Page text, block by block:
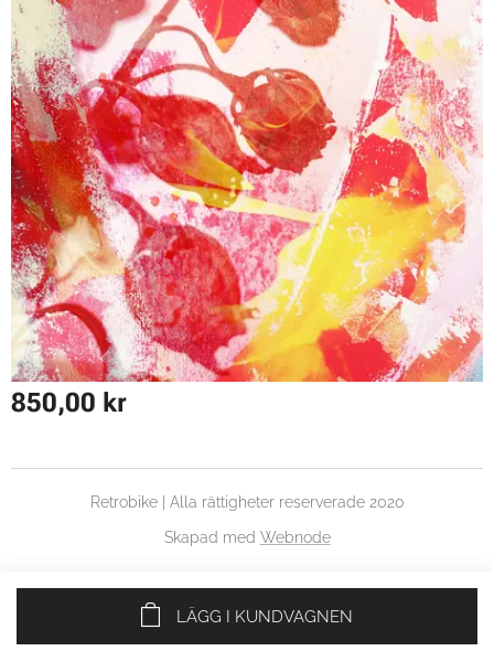
850,00 kr
LÄGG I KUNDVAGNEN
Retrobike | Alla rättigheter reserverade 2020
Skapad med Webnode